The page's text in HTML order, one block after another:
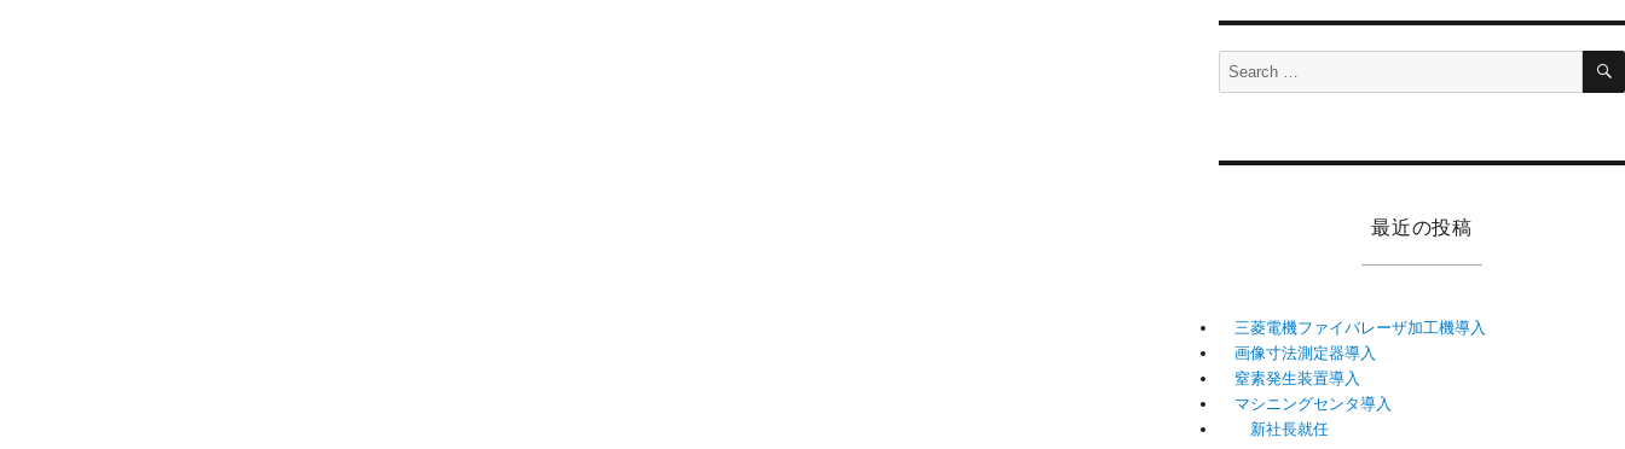
Search
最近の投稿
三菱電機ファイバレーザ加工機導入
画像寸法測定器導入
窒素発生装置導入
マシニングセンタ導入
新社長就任